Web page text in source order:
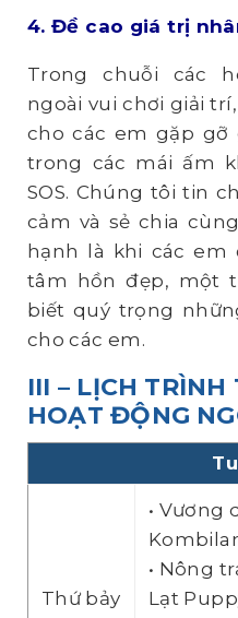
4. Đề cao giá trị
Trong chuỗi các
ngoài vui chơi giải
cho các em gặp gỡ
trong các mái ấm
SOS. Chúng tôi tin
cảm và sẻ chia
hạnh là khi các
tâm hồn đẹp, một
biết quý trọng
cho các em.
III – LỊCH TRÌNH
HOẠT ĐỘNG
Thứ bảy
• Vương
• Nông
Lạt